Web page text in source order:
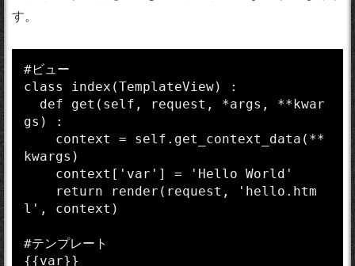
す。
#ビュー
class index(TemplateView) :
gs) :
kwargs)
l', context)
#テンプレート